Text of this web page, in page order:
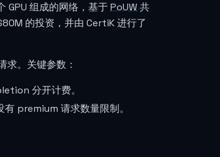
GPU 组成的网络，基于PoUW共
的投资，并由 CertiK 进行了
。关键参数：
分开计费。
premium 请求数量限制。